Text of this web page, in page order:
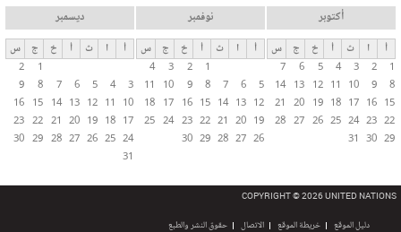
أكتوبر
أ ا ث أ خ ج
س
1
2
3
4
5
6
7
8
9
10
11
12
13
14
15
16
17
18
19
20
21
22
23
24
25
26
27
28
29
30
31
نوفمبر
أ ا ث أ خ ج
س
1
2
3
4
5
6
7
8
9
10
11
12
13
14
15
16
17
18
19
20
21
22
23
24
25
26
27
28
29
30
ديسمبر
أ ا ث أ خ ج
س
1
2
3
4
5
6
7
8
9
10
11
12
13
14
15
16
17
18
19
20
21
22
23
24
25
26
27
28
29
30
31
COPYRIGHT © 2026 UNITED NATIONS
دليل الموقع خريطة الموقع الاتصال حقوق النشر والطبع